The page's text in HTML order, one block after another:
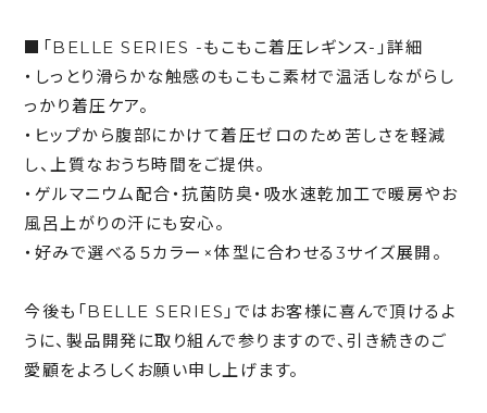
■「BELLE SERIES -もこもこ着圧レギンス-」詳細
・しっとり滑らかな触感のもこもこ素材で温活しながらし
っかり着圧ケア。
・ヒップから腹部にかけて着圧ゼロのため苦しさを軽減
し、上質なおうち時間をご提供。
・ゲルマニウム配合・抗菌防臭・吸水速乾加工で暖房やお
風呂上がりの汗にも安心。
・好みで選べる５カラー×体型に合わせる3サイズ展開。
今後も「BELLE SERIES」ではお客様に喜んで頂けるよ
うに、製品開発に取り組んで参りますので、引き続きのご
愛顧をよろしくお願い申し上げます。